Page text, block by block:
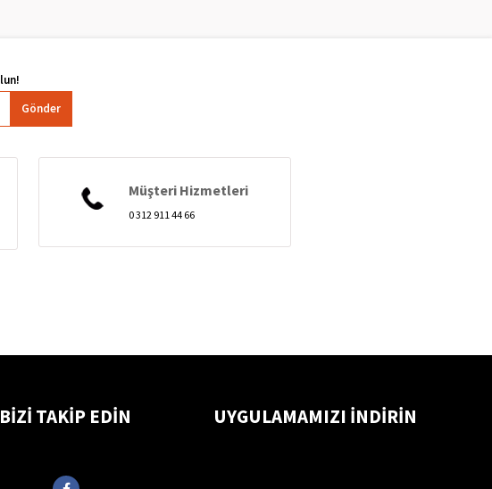
Gönder
Müşteri Hizmetleri
0 312 911 44 66
BİZİ TAKİP EDİN UYGULAMAMIZI İNDİRİN